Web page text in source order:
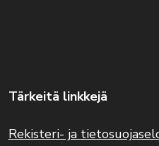
Tärkeitä linkkejä
Rekisteri- ja